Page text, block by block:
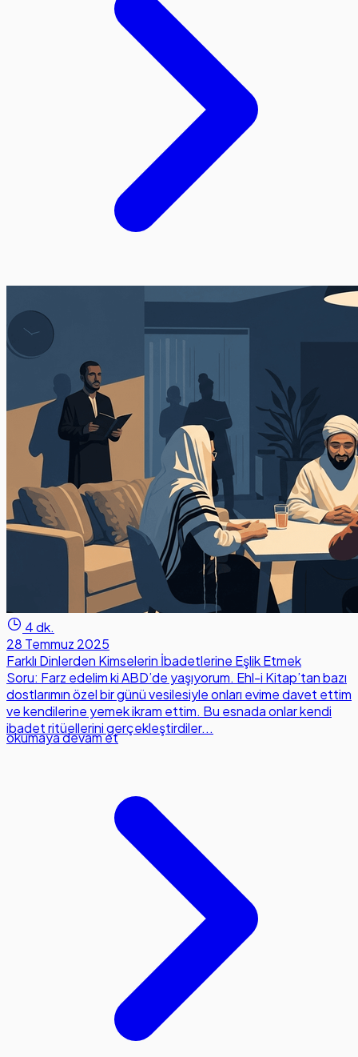
4 dk.
28 Temmuz 2025
Farklı Dinlerden Kimselerin İbadetlerine Eşlik Etmek
Soru: Farz edelim ki ABD’de yaşıyorum. Ehl-i Kitap’tan bazı
dostlarımın özel bir günü vesilesiyle onları evime davet ettim
ve kendilerine yemek ikram ettim. Bu esnada onlar kendi
ibadet ritüellerini gerçekleştirdiler...
okumaya devam et